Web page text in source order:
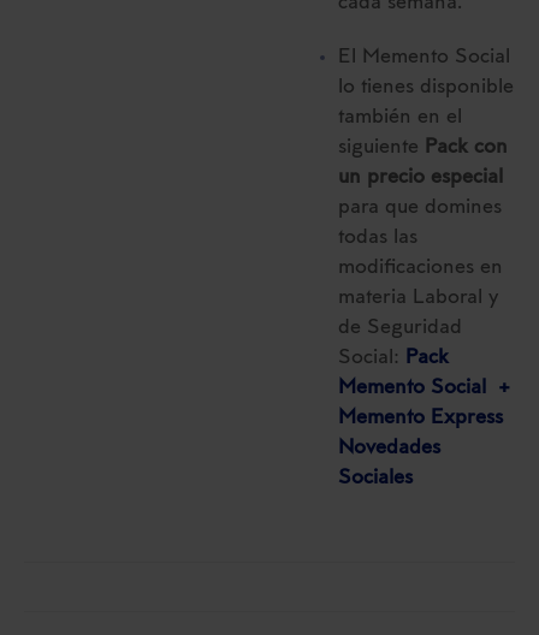
El Memento Social
lo tienes disponible
también en el
siguiente Pack con
un precio especial
para que domines
todas las
modificaciones en
materia Laboral y
de Seguridad
Social: Pack
Memento Social +
Memento Express
Novedades
Sociales